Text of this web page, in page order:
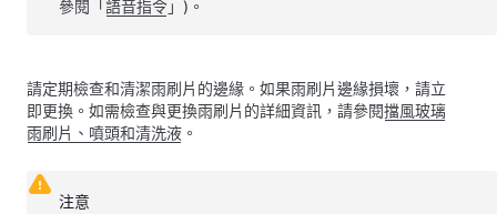
參閱「語音指令」)。
請定期檢查和清潔雨刷片的邊緣。如果雨刷片邊緣損壞，請立
即更換。如需檢查與更換雨刷片的詳細資訊，請參閱擋風玻璃
雨刷片、噴頭和清洗液 。
注意